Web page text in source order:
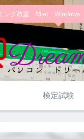
教室 Mac Windows
検定試験